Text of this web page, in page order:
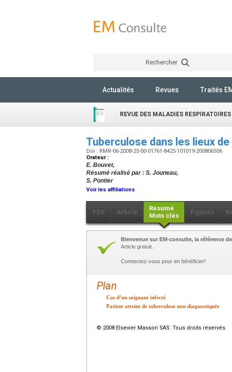
Rechercher
Actualités Revues Traités
REVUE DES MALADIES RESPIRATOIRES
Tuberculose dans les lieux
Doi : RMR-06-2008-25-00-01761-8425-101019-200806506
Orateur :
E. Bouvet,
Résumé réalisé par : S. Jouneau,
S. Pontier
Voir les affiliations
PDF Article
Résumé
Mots clés
Figures
Bienvenue sur EM-consulte, la référence
Article gratuit.
Connectez-vous pour en bénéficier!
Plan
Cas d’un soignant infecté
Patient atteint de tuberculose non diagnostiquée
© 2008 Elsevier Masson SAS. Tous droits réservés.